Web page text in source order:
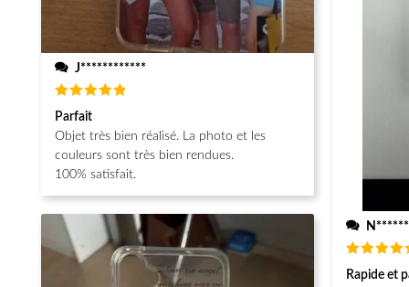
J************
Note5
sur 5
Parfait
Objet très bien réalisé. La photo et les
couleurs sont très bien rendues.
100% satisfait.
Note
sur 5
Rapide et